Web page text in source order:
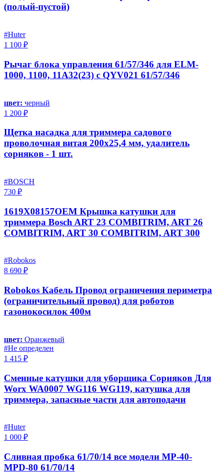
(полый-пустой)
#Huter
1 100 ₽
Рычаг блока управления 61/57/346 для ELM-
1000, 1100, 11A32(23) c QYV021 61/57/346
цвет: черный
1 200 ₽
Щетка насадка для триммера садового
проволочная витая 200х25,4 мм, удалитель
сорняков - 1 шт.
#BOSCH
730 ₽
1619X08157OEM Крышка катушки для
триммера Bosch ART 23 COMBITRIM, ART 26
COMBITRIM, ART 30 COMBITRIM, ART 300
#Robokos
8 690 ₽
Robokos Кабель Провод ограничения периметра
(ограничительный провод) для роботов
газонокосилок 400м
цвет: Оранжевый
#Не определен
1 415 ₽
Сменные катушки для уборщика Сорняков Для
Worx WA0007 WG116 WG119, катушка для
триммера, запасные части для автоподачи
#Huter
1 000 ₽
Сливная пробка 61/70/14 все модели MP-40-
MPD-80 61/70/14